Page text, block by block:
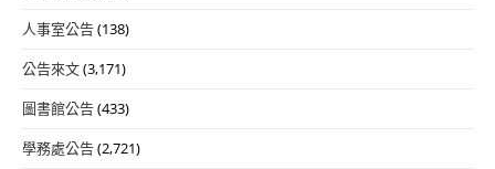
人事室公告(138)
公告來文(3,171)
圖書館公告(433)
學務處公告(2,721)